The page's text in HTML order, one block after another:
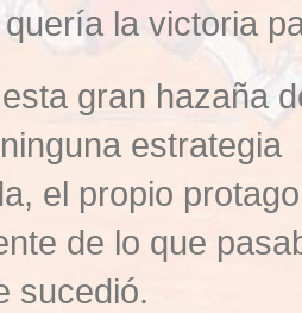
la victoria
gran hazaña
estrategia
el propio
de lo que
sucedió.